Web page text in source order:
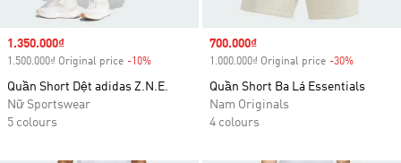
Sale price
1.350.000₫
1.500.000₫ Original price -10%
Quần Short Dệt adidas Z.N.E.
Nữ Sportswear
5 colours
Sale price
700.000₫
1.000.000₫ Original price -30%
Quần Short Ba Lá Essentials
Nam Originals
4 colours